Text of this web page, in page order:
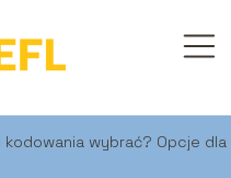
kodowania wybrać? Opcje dla